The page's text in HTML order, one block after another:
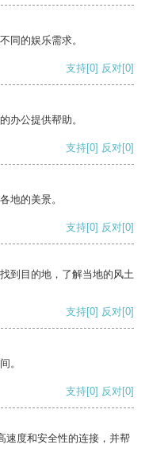
同的娱乐需求。
支持[0] 反对[0]
办公提供帮助。
支持[0] 反对[0]
地的美景。
支持[0] 反对[0]
到目的地，了解当地的风土
支持[0] 反对[0]
。
支持[0] 反对[0]
速度和安全性的连接，并帮